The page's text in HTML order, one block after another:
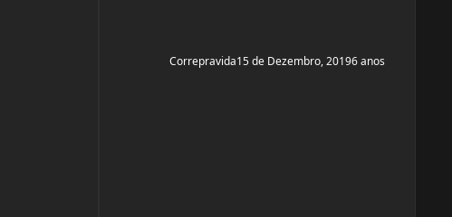
Correpravida15 de Dezembro, 20196 anos